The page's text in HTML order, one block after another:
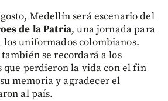
Medellín será escenario del
de la Patria, una jornada para
uniformados colombianos.
se recordará a los
que perdieron la vida con el fin
memoria y agradecer el
al país.